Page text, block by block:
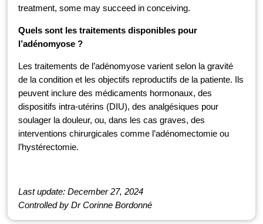
treatment, some may succeed in conceiving.
Quels sont les traitements disponibles pour
l’adénomyose ?
Les traitements de l’adénomyose varient selon la gravité
de la condition et les objectifs reproductifs de la patiente. Ils
peuvent inclure des médicaments hormonaux, des
dispositifs intra-utérins (DIU), des analgésiques pour
soulager la douleur, ou, dans les cas graves, des
interventions chirurgicales comme l’adénomectomie ou
l’hystérectomie.
Last update: December 27, 2024
Controlled by Dr Corinne Bordonné